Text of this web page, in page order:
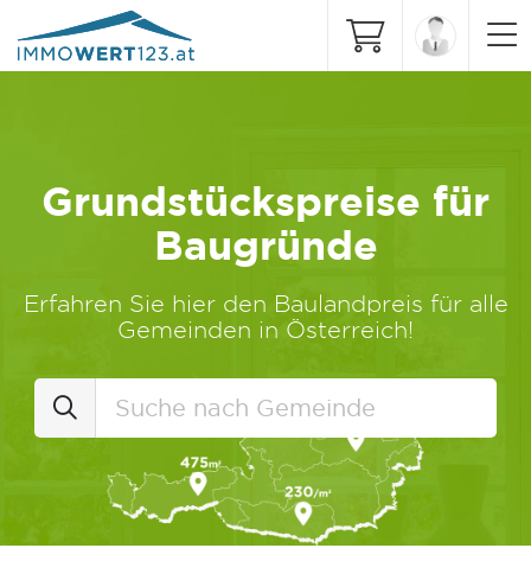
Grundstückspreise für
Baugründe
Erfahren Sie hier den Baulandpreis für alle
Gemeinden in Österreich!